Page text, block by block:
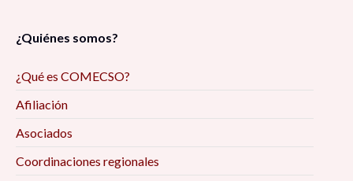
¿Quiénes somos?
¿Qué es COMECSO?
Afiliación
Asociados
Coordinaciones regionales